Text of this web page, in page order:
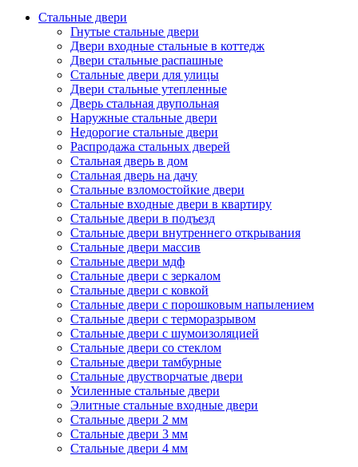
Стальные двери
Гнутые стальные двери
Двери входные стальные в коттедж
Двери стальные распашные
Стальные двери для улицы
Двери стальные утепленные
Дверь стальная двупольная
Наружные стальные двери
Недорогие стальные двери
Распродажа стальных дверей
Стальная дверь в дом
Стальная дверь на дачу
Стальные взломостойкие двери
Стальные входные двери в квартиру
Стальные двери в подъезд
Стальные двери внутреннего открывания
Стальные двери массив
Стальные двери мдф
Стальные двери с зеркалом
Стальные двери с ковкой
Стальные двери с порошковым напылением
Стальные двери с терморазрывом
Стальные двери с шумоизоляцией
Стальные двери со стеклом
Стальные двери тамбурные
Стальные двустворчатые двери
Усиленные стальные двери
Элитные стальные входные двери
Стальные двери 2 мм
Стальные двери 3 мм
Стальные двери 4 мм